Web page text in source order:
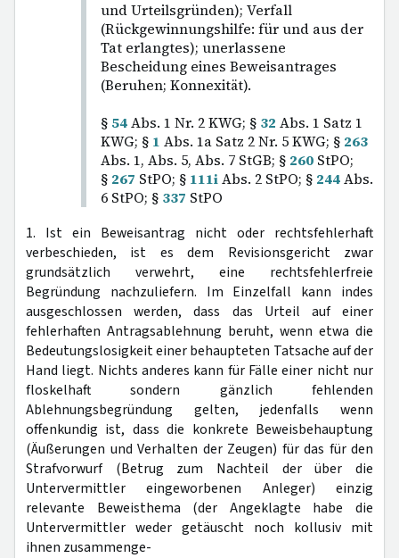
und Urteilsgründen); Verfall
(Rückgewinnungshilfe: für und aus der
Tat erlangtes); unerlassene
Bescheidung eines Beweisantrages
(Beruhen; Konnexität).
§ 54Abs. 1 Nr. 2 KWG; § 32 Abs. 1 Satz 1
KWG; § 1 Abs. 1a Satz 2 Nr. 5 KWG; § 263
Abs. 1, Abs. 5, Abs. 7 StGB; § 260 StPO;
§ 267 StPO; § 111iAbs. 2 StPO; § 244Abs.
6 StPO; § 337 StPO
1. Ist ein Beweisantrag nicht oder rechtsfehlerhaft
verbeschieden, ist es dem Revisionsgericht zwar
grundsätzlich verwehrt, eine rechtsfehlerfreie
Begründung nachzuliefern. Im Einzelfall kann indes
ausgeschlossen werden, dass das Urteil auf einer
fehlerhaften Antragsablehnung beruht, wenn etwa die
Bedeutungslosigkeit einer behaupteten Tatsache auf der
Hand liegt. Nichts anderes kann für Fälle einer nicht nur
floskelhaft sondern gänzlich fehlenden
Ablehnungsbegründung gelten, jedenfalls wenn
offenkundig ist, dass die konkrete Beweisbehauptung
(Äußerungen und Verhalten der Zeugen) für das für den
Strafvorwurf (Betrug zum Nachteil der über die
Untervermittler eingeworbenen Anleger) einzig
relevante Beweisthema (der Angeklagte habe die
Untervermittler weder getäuscht noch kollusiv mit
ihnen zusammenge-